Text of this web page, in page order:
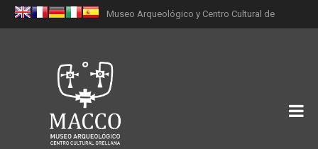
Museo Arqueológico y Centro Cultural de